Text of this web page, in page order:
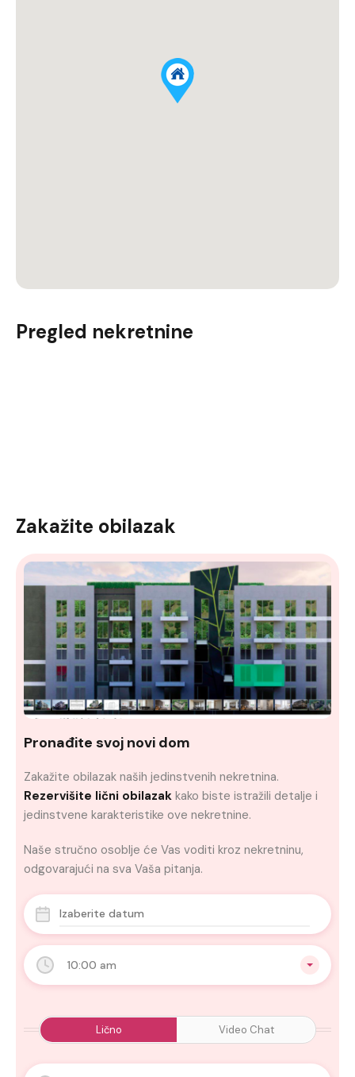
Pregled nekretnine
Zakažite obilazak
10:00 am
Lično Video Chat
Pronađite svoj novi dom
Zakažite obilazak naših jedinstvenih nekretnina.
Rezervišite lični obilazak kako biste istražili detalje i
jedinstvene karakteristike ove nekretnine.
Naše stručno osoblje će Vas voditi kroz nekretninu,
odgovarajući na sva Vaša pitanja.